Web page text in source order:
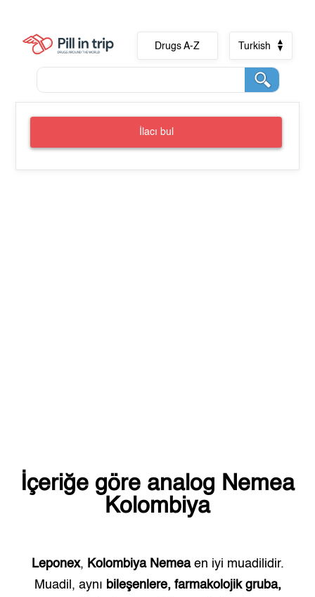
Drugs A-Z Turkish
İlacı bul
İçeriğe göre analog Nemea
Kolombiya
Leponex, Kolombiya Nemeaen iyi muadilidir.
Muadil, aynı bileşenlere, farmakolojik gruba,